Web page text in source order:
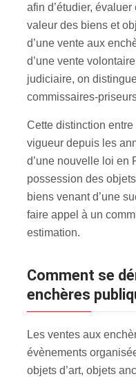
afin d’étudier,
valeur des biens et
d’une vente aux
d’une vente
judiciaire, on
commissaires-
Cette distinction
vigueur depuis les
d’une nouvelle loi en
possession des
biens venant d’une
faire appel à un
estimation.
Comment se déroule des ventes aux
enchères
Les ventes aux
évènements
objets d’art, objets